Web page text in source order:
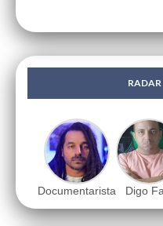
Documentarista Digo